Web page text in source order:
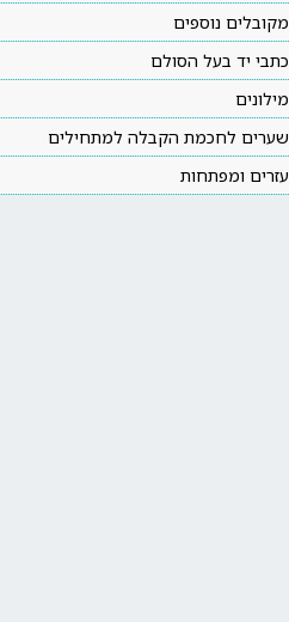
מקובלים נוספים
כתבי יד בעל הסולם
מילונים
שערים לחכמת הקבלה למתחילים
עזרים ומפתחות